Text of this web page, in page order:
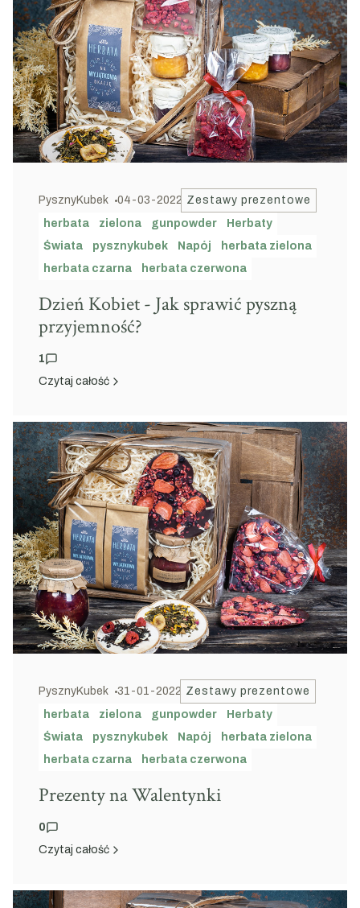
PysznyKubek 04-03-2022 Zestawy prezentowe
herbata
zielona gunpowder
Herbaty
Świata
pysznykubek Napój
herbata zielona
herbata czarna
herbata czerwona
Dzień Kobiet - Jak sprawić pyszną
przyjemność?
1
Czytaj całość
PysznyKubek 31-01-2022 Zestawy prezentowe
herbata
zielona gunpowder
Herbaty
Świata
pysznykubek Napój
herbata zielona
herbata czarna
herbata czerwona
Prezenty na Walentynki
0
Czytaj całość